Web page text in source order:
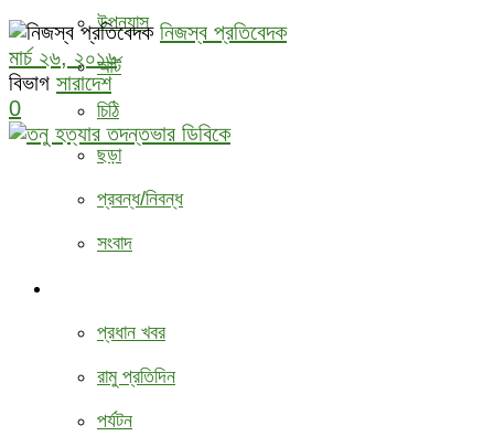
উপন্যাস
আর্ট
চিঠি
ছড়া
প্রবন্ধ/নিবন্ধ
সংবাদ
প্রধান খবর
রামু প্রতিদিন
পর্যটন
নিজস্ব প্রতিবেদক
মার্চ ২৬, ২০১৬
বিভাগ সারাদেশ
0